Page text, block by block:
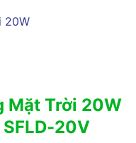
Mặt Trời 20W
20V